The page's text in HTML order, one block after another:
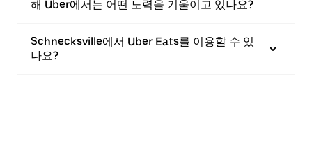
해 Uber에서는 어떤 노력을 기울이고 있나요?
Schnecksville에서 Uber Eats를 이용할 수 있
나요?